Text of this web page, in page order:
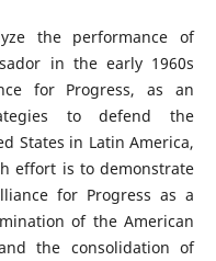
the performance of
in the early 1960s
for Progress, as an
to defend the
States in Latin America,
effort is to demonstrate
for Progress as a
of the American
the consolidation of